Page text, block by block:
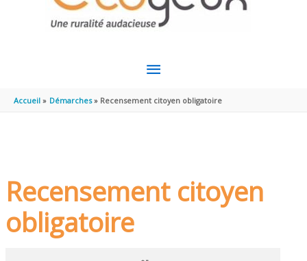
MENU
PRINCIPAL
Accueil Démarches Recensement citoyen obligatoire
Recensement citoyen
obligatoire